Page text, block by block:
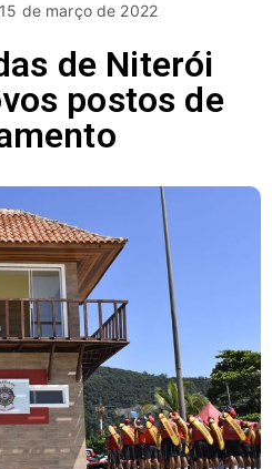
de março de 2022
de Niterói
postos de